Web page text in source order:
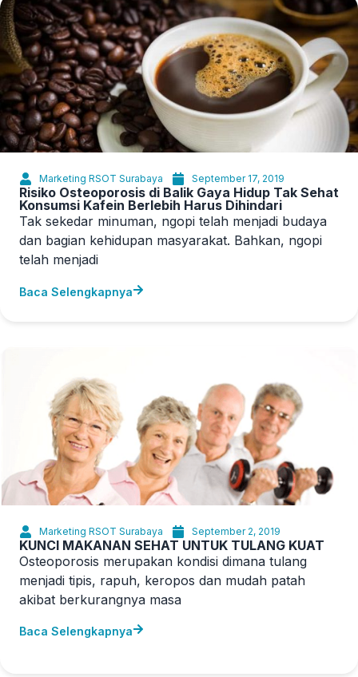
Marketing RSOT Surabaya September 17, 2019
Risiko Osteoporosis di Balik Gaya Hidup Tak Sehat
Konsumsi Kafein Berlebih Harus Dihindari
Tak sekedar minuman, ngopi telah menjadi budaya
dan bagian kehidupan masyarakat. Bahkan, ngopi
telah menjadi
Baca Selengkapnya
Marketing RSOT Surabaya September 2, 2019
KUNCI MAKANAN SEHAT UNTUK TULANG KUAT
Osteoporosis merupakan kondisi dimana tulang
menjadi tipis, rapuh, keropos dan mudah patah
akibat berkurangnya masa
Baca Selengkapnya